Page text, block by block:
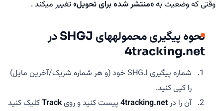
وقتی که وضعیت به«منتشر شده برای تحویل»تغییر میکند .
نحوه پیگیری محمولههای SHGJ در
4tracking.net
شماره پیگیری SHGJ خود (و هر شماره شریک/آخرین مایل)
را کپی کنید.
آن را در4tracking.net پیست کنید و رویTrackکلیک کنید